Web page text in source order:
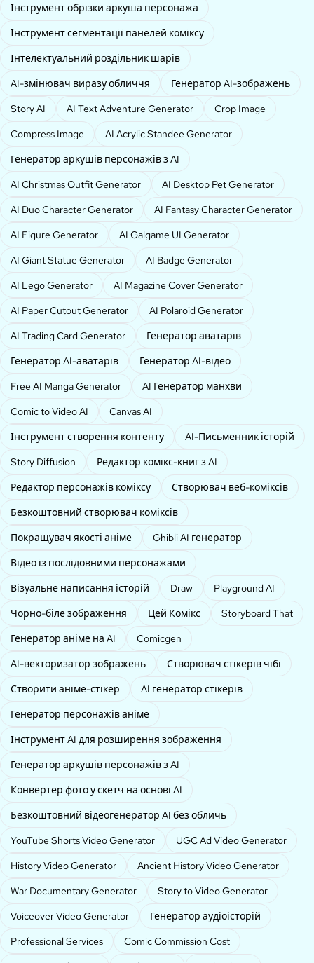
Інструмент обрізки аркуша персонажа
Інструмент сегментації панелей коміксу
Інтелектуальний роздільник шарів
AI-змінювач виразу обличчя
Генератор AI-зображень
Story AI
AI Text Adventure Generator
Crop Image
Compress Image
AI Acrylic Standee Generator
Генератор аркушів персонажів з AI
AI Christmas Outfit Generator
AI Desktop Pet Generator
AI Duo Character Generator
AI Fantasy Character Generator
AI Figure Generator
AI Galgame UI Generator
AI Giant Statue Generator
AI Badge Generator
AI Lego Generator
AI Magazine Cover Generator
AI Paper Cutout Generator
AI Polaroid Generator
AI Trading Card Generator
Генератор аватарів
Генератор AI-аватарів
Генератор AI-відео
Free AI Manga Generator
AI Генератор манхви
Comic to Video AI
Canvas AI
Інструмент створення контенту
AI-Письменник історій
Story Diffusion
Редактор комікс-книг з AI
Редактор персонажів коміксу
Створювач веб-коміксів
Безкоштовний створювач коміксів
Покращувач якості аніме
Ghibli AI генератор
Відео із послідовними персонажами
Візуальне написання історій
Draw
Playground AI
Чорно-біле зображення
Цей Комікс
Storyboard That
Генератор аніме на AI
Comicgen
AI-векторизатор зображень
Створювач стікерів чібі
Створити аніме-стікер
AI генератор стікерів
Генератор персонажів аніме
Інструмент AI для розширення зображення
Генератор аркушів персонажів з AI
Конвертер фото у скетч на основі AI
Безкоштовний відеогенератор AI без обличь
YouTube Shorts Video Generator
UGC Ad Video Generator
History Video Generator
Ancient History Video Generator
War Documentary Generator
Story to Video Generator
Voiceover Video Generator
Генератор аудіоісторій
Professional Services
Comic Commission Cost